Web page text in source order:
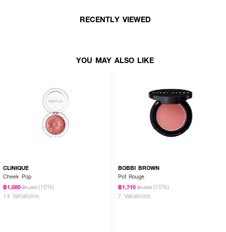
เนื้อสัมผัสแบบแมตต์นุ่มดุจผิวที่ติดทนนานถึง 12 ชั่วโมง Winter Kissed 2.0 เป็น
● เนื้อบลัชแบบไฮบริด เกลี่ยง่าย ซึมผิวไว
● ฟินิชแมตต์นุ่ม ติดทนนานสูงสุด 12 ชั่วโมง
● สี Winter Kissed 2.0 เป็นเฉดสีชมพูเย็น
● เหมาะสำหรับทุกสีผิว และทุกสภาพผิว
RECENTLY VIEWED
YOU MAY ALSO LIKE
CLINIQUE
Cheek Pop
฿1,080 ฿1,200 (10%)
14 Variations
BOBBI BROWN
Pot Rouge
฿1,710 ฿1,900 (10%)
7 Variations